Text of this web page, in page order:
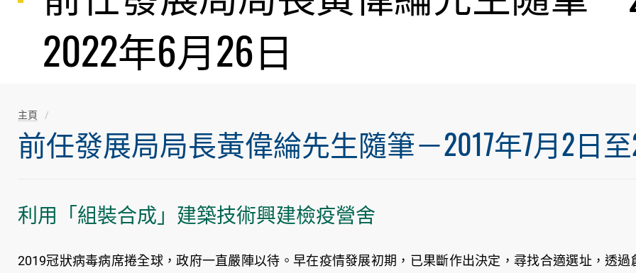
2022年6月26日
主頁
前任發展局局長黃偉綸先生隨筆－2017年7月2日
利用「組裝合成」建築技術興建檢疫營舍
2019冠狀病毒病席捲全球，政府一直嚴陣以待。早在疫情發展初期，已果斷作出決定，尋找合適選址，透過